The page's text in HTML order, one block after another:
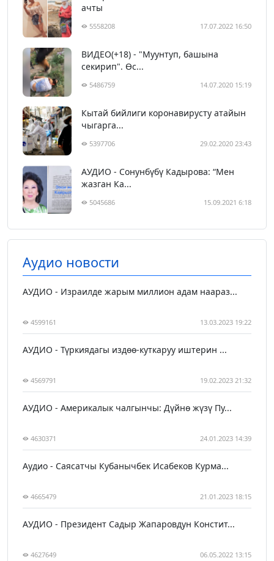
ачты
5558208 17.07.2022 16:50
ВИДЕО(+18) - "Муунтуп, башына
секирип". Өс...
5486759 14.07.2020 15:19
Кытай бийлиги коронавирусту атайын
чыгарга...
5397706 29.02.2020 23:43
АУДИО - Сонунбүбү Кадырова: “Мен
жазган Ка...
5045686 15.09.2021 6:18
Аудио новости
АУДИО - Израилде жарым миллион адам наараз...
4599161 13.03.2023 19:22
АУДИО - Түркиядагы издөө-куткаруу иштерин ...
4569791 19.02.2023 21:32
АУДИО - Америкалык чалгынчы: Дүйнө жүзү Пу...
4630371 24.01.2023 14:39
Аудио - Саясатчы Кубанычбек Исабеков Курма...
4665479 21.01.2023 18:15
АУДИО - Президент Садыр Жапаровдун Констит...
4627649 06.05.2022 13:15